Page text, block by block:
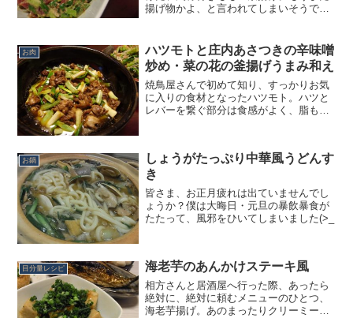
揚げ物かよ、と言われてしまいそうで
さることながら、今回初めて買ったオイ
ルポットがとても使いやすく...
お肉
ハツモトと庄内あさつきの辛味噌
炒め・菜の花の釜揚げうまみ和え
焼鳥屋さんで初めて知り、すっかりお気
に入りの食材となったハツモト。ハツと
レバーを繋ぐ部分は食感がよく、脂もつ
これまでお店でしか食べた...
お鍋
しょうがたっぷり中華風うどんす
き
皆さま、お正月疲れは出ていませんでし
ょうか？僕は大晦日・元旦の暴飲暴食が
たたって、風邪をひいてしまいました(>_
目分量レシピ 海老芋のあんかけステーキ風
相方さんと居酒屋へ行った際、あったら
絶対に、絶対に頼むメニューのひとつ、
海老芋揚げ。あのまったりクリーミー